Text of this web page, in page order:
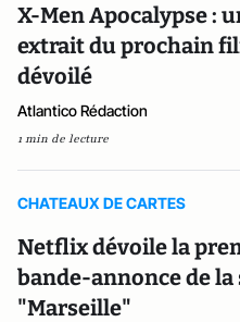
X-Men Apocalypse :
extrait du prochain
dévoilé
Atlantico Rédaction
1 min de lecture
CHATEAUX DE CARTES
Netflix dévoile la
bande-annonce de la
"Marseille"